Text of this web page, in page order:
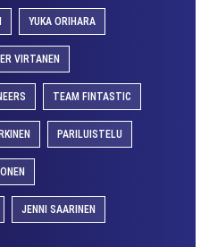
YUKA ORIHARA
VIRTANEN
TEAM FINTASTIC
PARILUISTELU
JENNI SAARINEN